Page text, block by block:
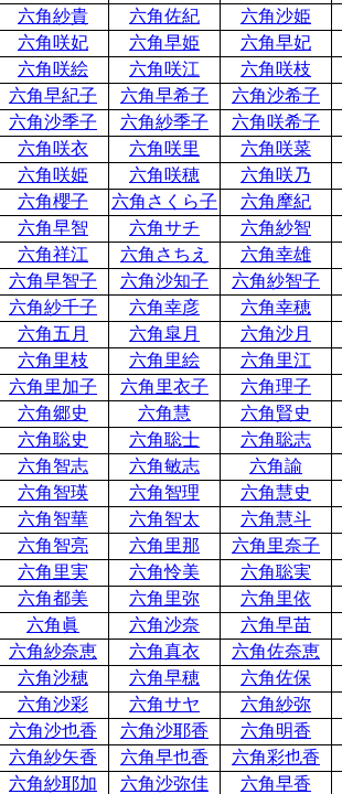
六角紗貴
六角佐紀
六角沙姫
六角咲妃
六角早姫
六角早妃
六角咲絵
六角咲江
六角咲枝
六角早紀子
六角早希子
六角沙希子
六角沙季子
六角紗季子
六角咲希子
六角咲衣
六角咲里
六角咲菜
六角咲姫
六角咲穂
六角咲乃
六角櫻子
六角さくら子
六角摩紀
六角早智
六角サチ
六角紗智
六角祥江
六角さちえ
六角幸雄
六角早智子
六角沙知子
六角紗智子
六角紗千子
六角幸彦
六角幸穂
六角五月
六角皐月
六角沙月
六角里枝
六角里絵
六角里江
六角里加子
六角里衣子
六角理子
六角郷史
六角慧
六角賢史
六角聡史
六角聡士
六角聡志
六角智志
六角敏志
六角諭
六角智瑛
六角智理
六角慧史
六角智華
六角智太
六角慧斗
六角智亮
六角里那
六角里奈子
六角里実
六角怜美
六角聡実
六角都美
六角里弥
六角里依
六角眞
六角沙奈
六角早苗
六角紗奈恵
六角真衣
六角佐奈恵
六角沙穂
六角早穂
六角佐保
六角沙彩
六角サヤ
六角紗弥
六角沙也香
六角沙耶香
六角明香
六角紗矢香
六角早也香
六角彩也香
六角紗耶加
六角沙弥佳
六角早香